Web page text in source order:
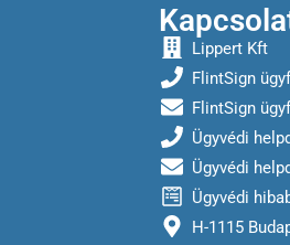
Lippert Kft
FlintSign
FlintSign
Ügyvédi
Ügyvédi
Ügyvédi
H-1115